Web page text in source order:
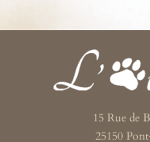
15 Rue de
25150